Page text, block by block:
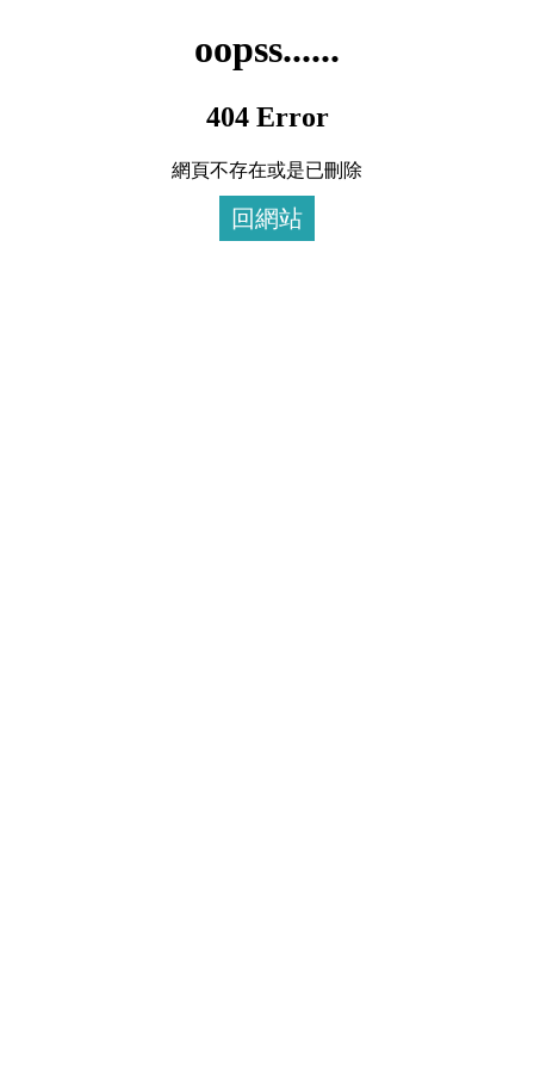
oopss......
404 Error
網頁不存在或是已刪除
回網站